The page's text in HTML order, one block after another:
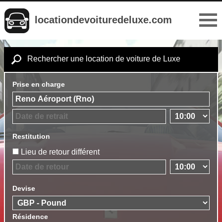
locationdevoituredeluxe.com
Rechercher une location de voiture de Luxe
Prise en charge
Restitution
Lieu de retour différent
Devise
Résidence